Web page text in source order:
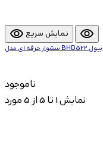
visibility نمایش سریع visibility
سشوار حرفه ای مدل BHD522 بیول
ناموجود
نمایش 1 تا 5 از 5 مورد